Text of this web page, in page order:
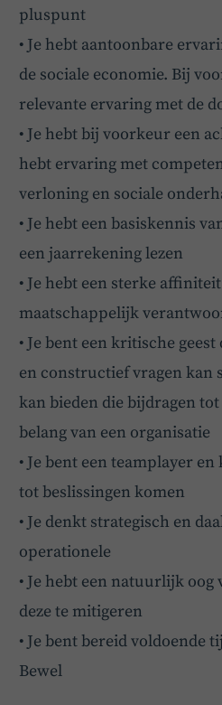
pluspunt
• Je hebt aantoonbare
de sociale economie. Bij
relevante ervaring met de
• Je hebt bij voorkeur een
hebt ervaring met
verloning en sociale
• Je hebt een basiskennis
een jaarrekening lezen
• Je hebt een sterke
maatschappelijk
• Je bent een kritische
en constructief vragen kan
kan bieden die bijdragen
belang van een organisatie
• Je bent een teamplayer
tot beslissingen komen
• Je denkt strategisch en
operationele
• Je hebt een natuurlijk oog
deze te mitigeren
• Je bent bereid voldoende
Bewel